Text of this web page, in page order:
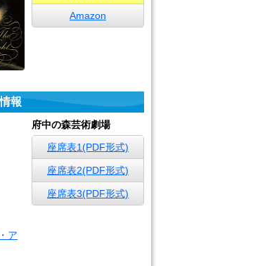
Amazon
報
ア
府中の森芸術劇場
座席表1(PDF形式)
座席表2(PDF形式)
座席表3(PDF形式)